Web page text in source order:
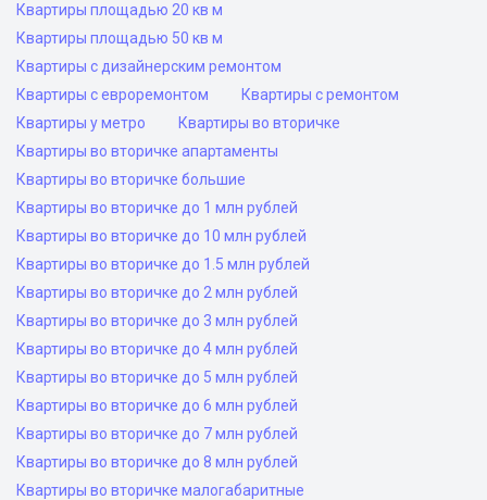
Квартиры площадью 20 кв м
Квартиры площадью 50 кв м
Квартиры с дизайнерским ремонтом
Квартиры с евроремонтом
Квартиры с ремонтом
Квартиры у метро
Квартиры во вторичке
Квартиры во вторичке апартаменты
Квартиры во вторичке большие
Квартиры во вторичке до 1 млн рублей
Квартиры во вторичке до 10 млн рублей
Квартиры во вторичке до 1.5 млн рублей
Квартиры во вторичке до 2 млн рублей
Квартиры во вторичке до 3 млн рублей
Квартиры во вторичке до 4 млн рублей
Квартиры во вторичке до 5 млн рублей
Квартиры во вторичке до 6 млн рублей
Квартиры во вторичке до 7 млн рублей
Квартиры во вторичке до 8 млн рублей
Квартиры во вторичке малогабаритные